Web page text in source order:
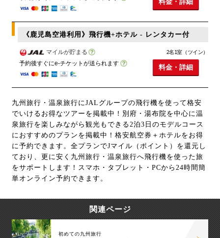
《鹿児島空港利用》飛行機+ホテル - レンタカー付
マイルが貯まる
予約後すぐにe-チケットが送られます
2名1室（ツイン）
料金・詳細
九州旅行・温泉旅行にJALグループの飛行機を使って格安
でいけるお得なツアーを掲載中！別府・湯布院を中心に温
泉旅行を楽しみながら観光もできる2泊3日のモデルコース
におすすめのプランを掲載中！格安航空券＋ホテルをお得
に予約できます。全プランでJマイル（ポイント）を還元し
ており、更に安く九州旅行・温泉旅行へ飛行機を使った旅
をサポートします！スマホ・タブレット・PCから24時間簡
単オンライン予約できます。
関連ページ
初めての九州旅行